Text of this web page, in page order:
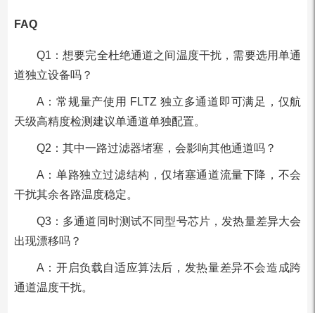
FAQ
Q1：想要完全杜绝通道之间温度干扰，需要选用单通
道独立设备吗？
A：常规量产使用 FLTZ 独立多通道即可满足，仅航
天级高精度检测建议单通道单独配置。
Q2：其中一路过滤器堵塞，会影响其他通道吗？
A：单路独立过滤结构，仅堵塞通道流量下降，不会
干扰其余各路温度稳定。
Q3：多通道同时测试不同型号芯片，发热量差异大会
出现漂移吗？
A：开启负载自适应算法后，发热量差异不会造成跨
通道温度干扰。